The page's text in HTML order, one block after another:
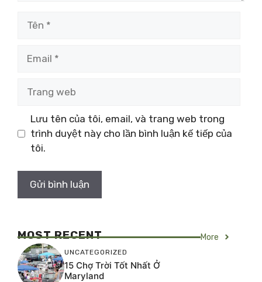
Lưu tên của tôi, email, và trang web trong
trình duyệt này cho lần bình luận kế tiếp của
tôi.
MOST RECENT More
UNCATEGORIZED
15 Chợ Trời Tốt Nhất Ở
Maryland